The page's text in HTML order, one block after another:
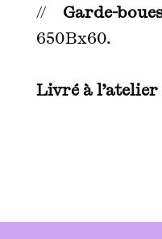
//
Garde-
650Bx60.
Livré à l’atelier